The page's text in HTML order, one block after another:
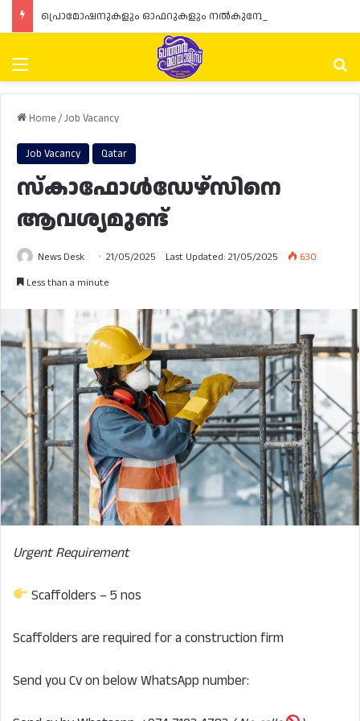
Menu
Home/Job Vacancy
Job Vacancy Qatar
സ്‌കാഫോൾഡേഴ്‌സിനെ
ആവശ്യമുണ്ട്
News Desk 21/05/2025 Last Updated: 21/05/2025
630
Less than a minute
Urgent Requirement
Scaffolders – 5 nos
Scaffolders are required for a construction firm
Send you Cv on below WhatsApp number: